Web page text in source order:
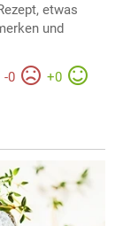
etwas
und
-0 +0